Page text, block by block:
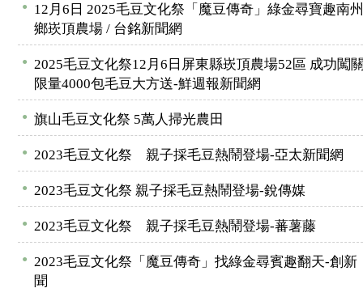
●
12月6日 2025毛豆文化祭「魔豆傳奇」綠金尋寶趣南州
鄉崁頂農場 / 台銘新聞網
●
2025毛豆文化祭12月6日屏東縣崁頂農場52區 成功闖
限量4000包毛豆大方送-鮮週報新聞網
● 旗山毛豆文化祭 5萬人掃光農田
● 2023毛豆文化祭 親子採毛豆熱鬧登場-亞太新聞網
● 2023毛豆文化祭 親子採毛豆熱鬧登場-銳傳媒
● 2023毛豆文化祭 親子採毛豆熱鬧登場-蕃薯藤
●
2023毛豆文化祭「魔豆傳奇」找綠金尋賓趣翻天-創新
聞